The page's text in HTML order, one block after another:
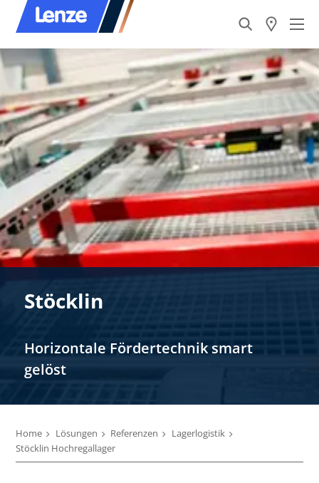
Stöcklin
Horizontale Fördertechnik smart
gelöst
Home Lösungen Referenzen
Lagerlogistik
Stöcklin Hochregallager